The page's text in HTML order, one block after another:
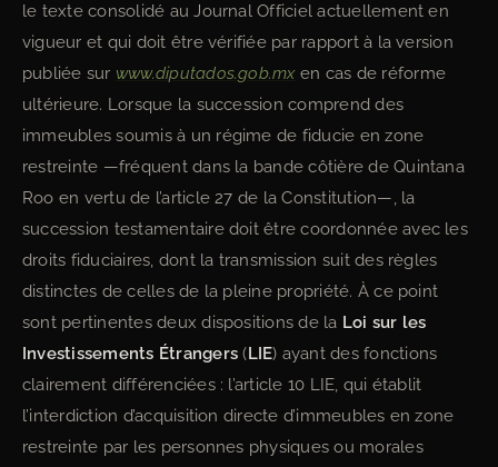
le texte consolidé au Journal Officiel actuellement en
vigueur et qui doit être vérifiée par rapport à la version
publiée sur www.diputados.gob.mxen cas de réforme
ultérieure. Lorsque la succession comprend des
immeubles soumis à un régime de fiducie en zone
restreinte —fréquent dans la bande côtière de Quintana
Roo en vertu de l’article 27 de la Constitution—, la
succession testamentaire doit être coordonnée avec les
droits fiduciaires, dont la transmission suit des règles
distinctes de celles de la pleine propriété. À ce point
sont pertinentes deux dispositions de la Loi sur les
Investissements Étrangers (LIE) ayant des fonctions
clairement différenciées : l’article 10 LIE, qui établit
l’interdiction d’acquisition directe d’immeubles en zone
restreinte par les personnes physiques ou morales